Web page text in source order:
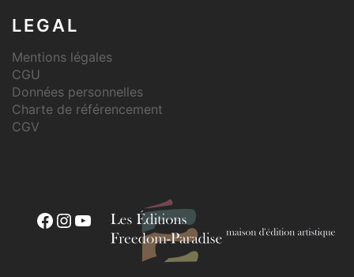
LEGAL
Mentions légales
CGU
Données personnelles
Charte de référencement
CGV